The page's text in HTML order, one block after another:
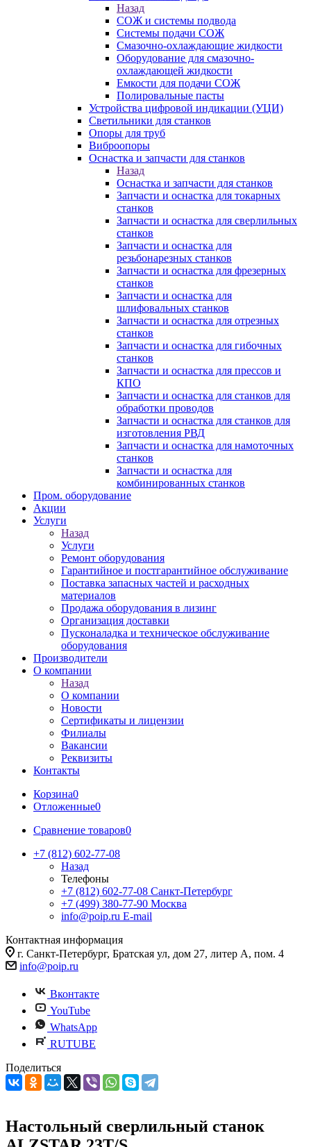
Назад
СОЖ и системы подвода
Системы подачи СОЖ
Смазочно-охлаждающие жидкости
Оборудование для смазочно-
охлаждающей жидкости
Емкости для подачи СОЖ
Полировальные пасты
Устройства цифровой индикации (УЦИ)
Светильники для станков
Опоры для труб
Виброопоры
Оснастка и запчасти для станков
Назад
Оснастка и запчасти для станков
Запчасти и оснастка для токарных
станков
Запчасти и оснастка для сверлильных
станков
Запчасти и оснастка для
резьбонарезных станков
Запчасти и оснастка для фрезерных
станков
Запчасти и оснастка для
шлифовальных станков
Запчасти и оснастка для отрезных
станков
Запчасти и оснастка для гибочных
станков
Запчасти и оснастка для прессов и
КПО
Запчасти и оснастка для станков для
обработки проводов
Запчасти и оснастка для станков для
изготовления РВД
Запчасти и оснастка для намоточных
станков
Запчасти и оснастка для
комбинированных станков
Пром. оборудование
Акции
Услуги
Назад
Услуги
Ремонт оборудования
Гарантийное и постгарантийное обслуживание
Поставка запасных частей и расходных
материалов
Продажа оборудования в лизинг
Организация доставки
Пусконаладка и техническое обслуживание
оборудования
Производители
О компании
Назад
О компании
Новости
Сертификаты и лицензии
Филиалы
Вакансии
Реквизиты
Контакты
Корзина0
Отложенные0
Сравнение товаров0
+7 (812) 602-77-08
Назад
Телефоны
+7 (812) 602-77-08 Санкт-Петербург
+7 (499) 380-77-90 Москва
info@poip.ru E-mail
Контактная информация
г. Санкт-Петербург, Братская ул, дом 27, литер А, пом. 4
info@poip.ru
Вконтакте
YouTube
WhatsApp
RUTUBE
Поделиться
Настольный сверлильный станок